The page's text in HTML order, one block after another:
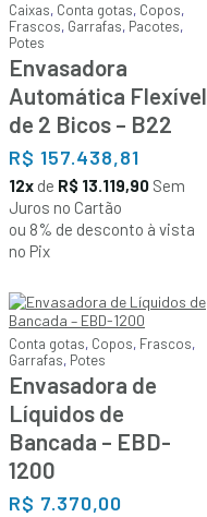
Caixas, Conta gotas, Copos,
Frascos, Garrafas, Pacotes,
Potes
Envasadora
Automática Flexível
de 2 Bicos – B22
R$ 157.438,81
12x de R$ 13.119,90 Sem
Juros no Cartão
ou 8% de desconto à vista
no Pix
Conta gotas, Copos, Frascos,
Garrafas, Potes
Envasadora de
Líquidos de
Bancada – EBD-
1200
R$ 7.370,00